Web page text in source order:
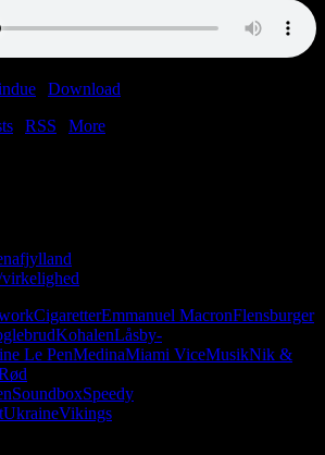
Download
RSS
More
CigaretterEmmanuel MacronFlensburger
KohalenLåsby-
Le PenMedinaMiami ViceMusikNik &
SoundboxSpeedy
UkraineVikings